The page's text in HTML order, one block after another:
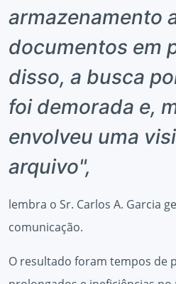
armazenamento
documentos em
disso, a busca
foi demorada e,
envolveu uma
arquivo",
lembra o Sr. Carlos A. Garcia
comunicação.
O resultado foram tempos de